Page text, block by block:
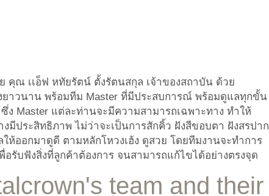
คุณ เเอ็ฟ หทัยรัตน์ ตั้งรัตนสกุล เจ้าของสถาบัน ด้วย
าวนาน พร้อมทีม Master ที่มีประสบการณ์ พร้อมดูแลทุกขั้น
ง Master แต่ละท่านจะมีความสามารถเฉพาะทาง ทำให้
มีประสิทธิภาพ ไม่ว่าจะเป็นการสักคิ้ว ฝังสีขอบตา ฝังสรปาก
ให้ออกมาดูดี ตามหลักโหวงเฮ้ง ดูสวย โดยทีมงานจะทำการ
รับฟังสิ่งที่ลูกค้าต้องการ จนสามารถแก้ไขได้อย่างตรงจุด
team and their